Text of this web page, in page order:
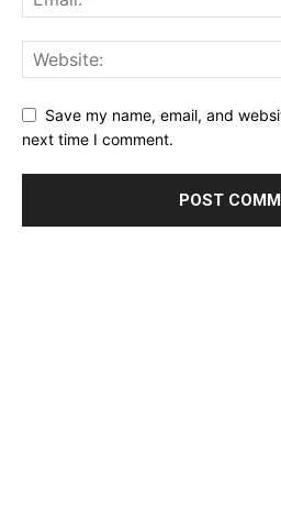
Save my name, email, and
next time I comment.